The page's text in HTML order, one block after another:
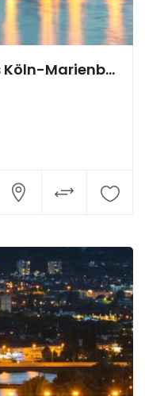
Golfshop des Golf-Clubs Köln-Marienburg